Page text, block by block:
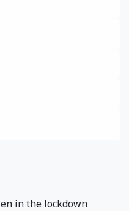
in the lockdown